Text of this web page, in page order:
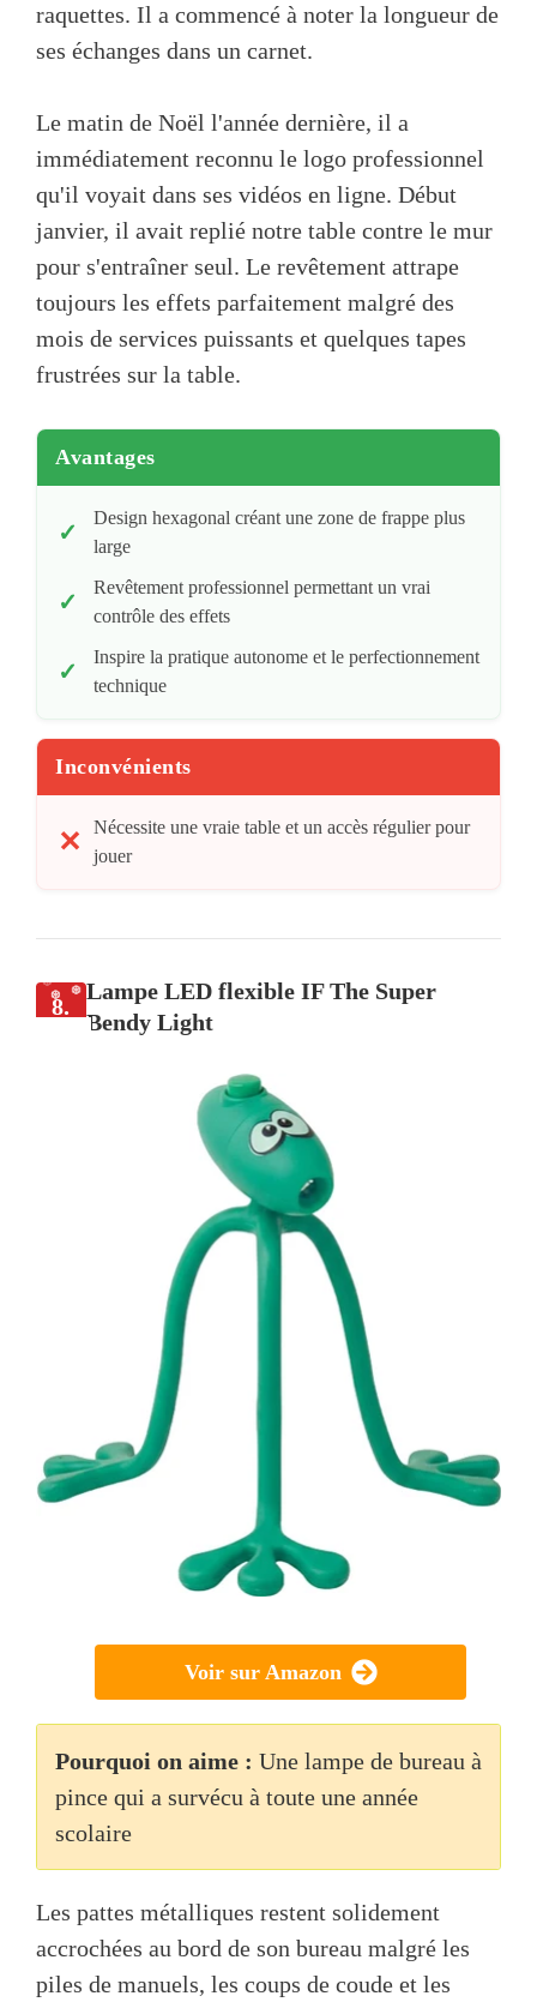
raquettes. Il a commencé à noter la longueur de
ses échanges dans un carnet.
Le matin de Noël l'année dernière, il a
immédiatement reconnu le logo professionnel
qu'il voyait dans ses vidéos en ligne. Début
janvier, il avait replié notre table contre le mur
pour s'entraîner seul. Le revêtement attrape
toujours les effets parfaitement malgré des
mois de services puissants et quelques tapes
frustrées sur la table.
Avantages
Design hexagonal créant une zone de frappe plus
large
Revêtement professionnel permettant un vrai
contrôle des effets
Inspire la pratique autonome et le perfectionnement
technique
Inconvénients
Nécessite une vraie table et un accès régulier pour
jouer
8.
Lampe LED flexible IF The Super
Bendy Light
Voir sur Amazon
Pourquoi on aime : Une lampe de bureau à
pince qui a survécu à toute une année
scolaire
Les pattes métalliques restent solidement
accrochées au bord de son bureau malgré les
piles de manuels, les coups de coude et les